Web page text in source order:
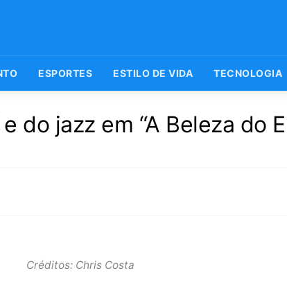
ESPORTES ESTILO DE VIDA TECNOLOGIA
do jazz em “A Beleza do
Créditos: Chris Costa